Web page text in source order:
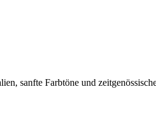
sanfte Farbtöne und